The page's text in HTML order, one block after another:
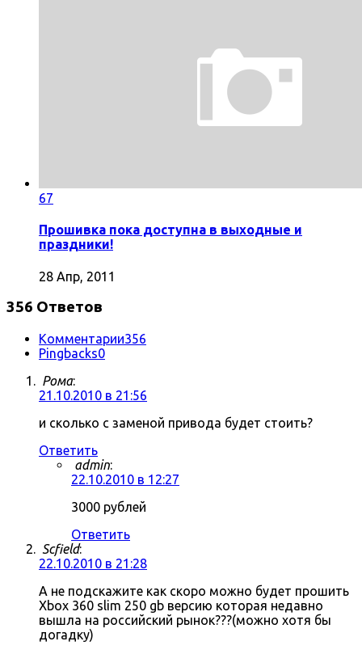
67
Прошивка пока доступна в выходные и
праздники!
28 Апр, 2011
356 Ответов
Комментарии356
Pingbacks0
Рома:
21.10.2010 в 21:56
и сколько с заменой привода будет стоить?
Ответить
admin:
22.10.2010 в 12:27
3000 рублей
Ответить
Scfield:
22.10.2010 в 21:28
А не подскажите как скоро можно будет прошить
Xbox 360 slim 250 gb версию которая недавно
вышла на российский рынок???(можно хотя бы
догадку)